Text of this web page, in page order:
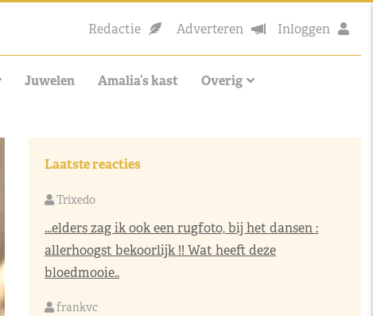
Redactie Adverteren Inloggen
Juwelen Amalia’s kast Overig
Laatste reacties
Trixedo
...elders zag ik ook een rugfoto, bij het dansen :
allerhoogst bekoorlijk !! Wat heeft deze
bloedmooie..
frankvc